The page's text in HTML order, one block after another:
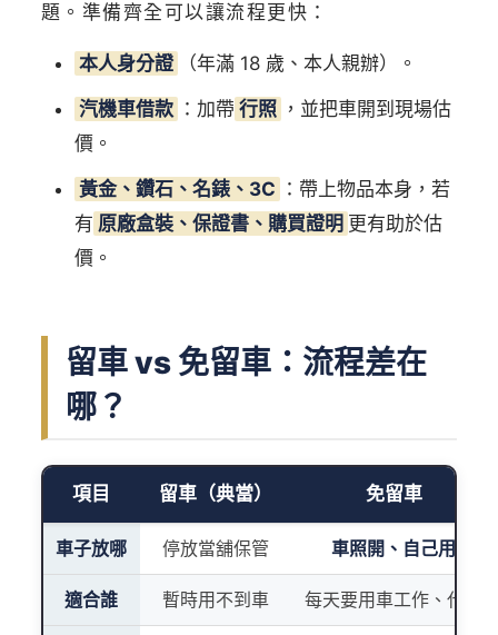
題。準備齊全可以讓流程更快：
本人身分證 （年滿 18 歲、本人親辦）。
汽機車借款 ：加帶 行照 ，並把車開到現場估
價。
黃金、鑽石、名錶、3C ：帶上物品本身，若
有 原廠盒裝、保證書、購買證明 更有助於估
價。
留車 vs 免留車：流程差在
哪？
項目 留車（典當） 免留車
車子放哪 停放當舖保管 車照開、自己用
適合誰 暫時用不到車 每天要用車工作、代步